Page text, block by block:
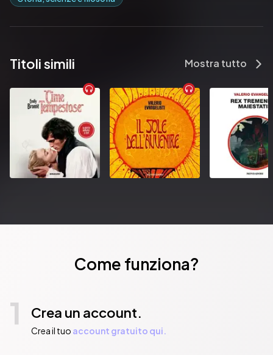
Titoli simili Mostra tutto
Come funziona?
1 Crea un account.
Crea il tuo account gratuito qui.